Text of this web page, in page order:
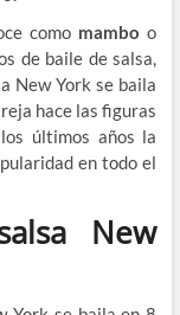
como mambo o
de baile de salsa,
New York se baila
hace las figuras
últimos años la
en todo el
New